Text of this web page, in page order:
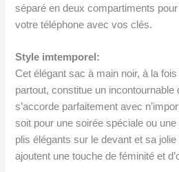
séparé en deux compartiments
votre téléphone avec vos clés.
Style imtemporel:
Cet élégant sac à main noir, à la
partout, constitue un incontournable
s’accorde parfaitement avec
soit pour une soirée spéciale ou
plis élégants sur le devant et sa
ajoutent une touche de féminité et